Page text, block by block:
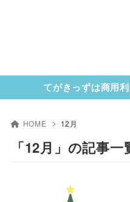
てがきっずは商用
HOME 12月
「12月」の記事一